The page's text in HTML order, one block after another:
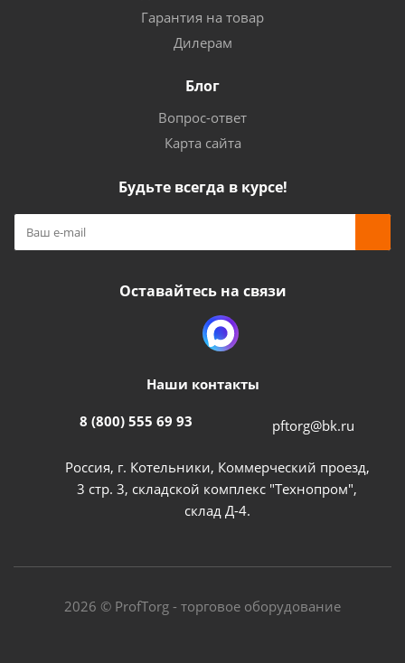
Гарантия на товар
Дилерам
Блог
Вопрос-ответ
Карта сайта
Будьте всегда в курсе!
Оставайтесь на связи
Наши контакты
8 (800) 555 69 93 pftorg@bk.ru
Россия, г. Котельники, Коммерческий проезд,
3 стр. 3, складской комплекс "Технопром",
склад Д-4.
2026 © ProfTorg - торговое оборудование